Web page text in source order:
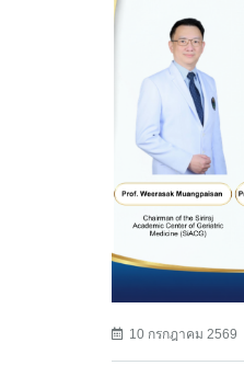
10 กรกฎาคม 2569